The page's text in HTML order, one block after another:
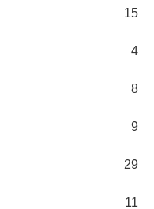
15
4
8
9
29
11